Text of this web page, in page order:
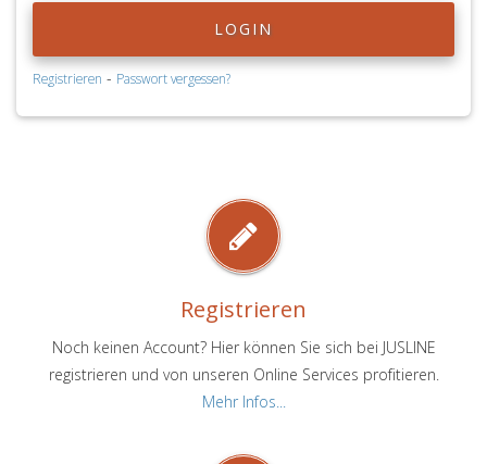
LOGIN
Registrieren - Passwort vergessen?
Registrieren
Noch keinen Account? Hier können Sie sich bei JUSLINE
registrieren und von unseren Online Services profitieren.
Mehr Infos...